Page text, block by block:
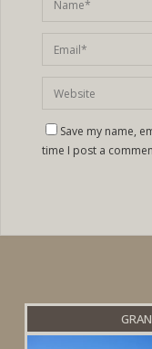
Save my name,
time I post a